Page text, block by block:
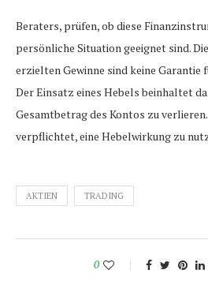
Beraters, prüfen, ob diese
persönliche Situation geeignet sind.
erzielten Gewinne sind keine Garantie
Der Einsatz eines Hebels beinhaltet
Gesamtbetrag des Kontos zu
verpflichtet, eine Hebelwirkung zu
AKTIEN TRADING
0